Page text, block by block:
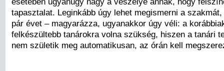
tapasztalat. Leginkább úgy lehet megismerni a
pár évet – magyarázza, ugyanakkor úgy véli: a
felkészültebb tanárokra volna szükség, hiszen a tanári
nem születik meg automatikusan, az órán kell